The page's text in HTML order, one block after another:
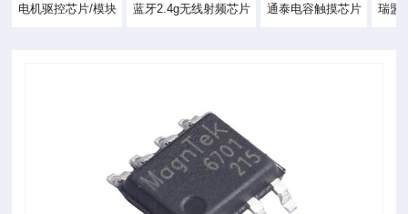
电机驱控芯片/模块 蓝牙2.4g无线射频芯片 通泰电容触摸芯片 瑞盟